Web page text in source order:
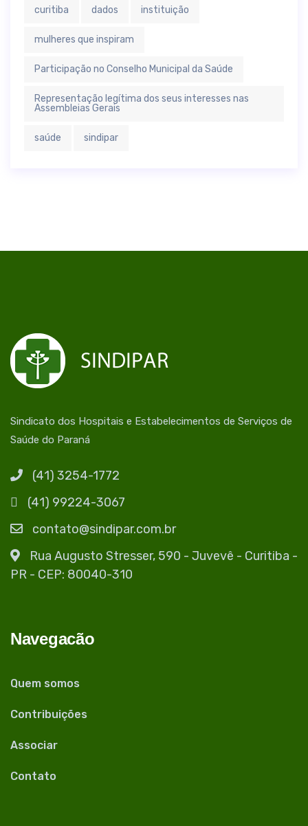
curitiba dados instituição
mulheres que inspiram
Participação no Conselho Municipal da Saúde
Representação legítima dos seus interesses nas
Assembleias Gerais
saúde sindipar
Sindicato dos Hospitais e Estabelecimentos de Serviços de
Saúde do Paraná
(41) 3254-1772
(41) 99224-3067
contato@sindipar.com.br
Rua Augusto Stresser, 590 - Juvevê - Curitiba -
PR - CEP: 80040-310
Navegacão
Quem somos
Contribuições
Associar
Contato